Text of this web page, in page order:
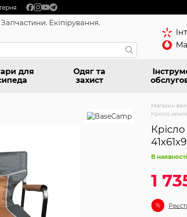
Екіпірування.
для
Одяг та
захист
Магазин
Крісло
В наявності
1
%